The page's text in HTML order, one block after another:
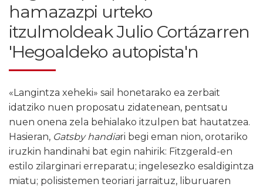
hamazazpi urteko
itzulmoldeak Julio Cortázarren
'Hegoaldeko autopista'n
«Langintza xeheki» sail honetarako ea zerbait
idatziko nuen proposatu zidatenean, pentsatu
nuen onena zela behialako itzulpen bat hautatzea.
Hasieran, Gatsby handiari begi eman nion, orotariko
iruzkin handinahi bat egin nahirik: Fitzgerald-en
estilo zilarginari erreparatu; ingelesezko esaldigintza
miatu; polisistemen teoriari jarraituz, liburuaren